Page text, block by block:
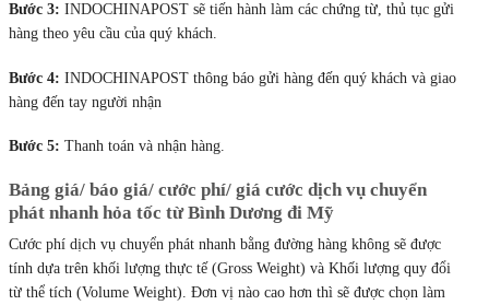
Bước 3: INDOCHINAPOST sẽ tiến hành làm các chứng từ, thủ tục gửi
hàng theo yêu cầu của quý khách.
Bước 4: INDOCHINAPOST thông báo gửi hàng đến quý khách và giao
hàng đến tay người nhận
Bước 5: Thanh toán và nhận hàng.
Bảng giá/ báo giá/ cước phí/ giá cước dịch vụ chuyển
phát nhanh hỏa tốc từ Bình Dương đi Mỹ
Cước phí dịch vụ chuyển phát nhanh bằng đường hàng không sẽ được
tính dựa trên khối lượng thực tế (Gross Weight) và Khối lượng quy đổi
từ thể tích (Volume Weight). Đơn vị nào cao hơn thì sẽ được chọn làm